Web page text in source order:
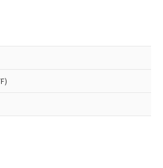
の共同利用者が、当社の製
スに関するお客様との取
ださい。
に関して"
」に記載されている法人を
10物質）の非含有証明書
明書（当社基準）
日時点で非含有を証明す